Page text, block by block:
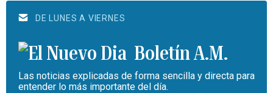
DE LUNES A VIERNES
Boletín A.M.
Las noticias explicadas de forma sencilla y directa para
entender lo más importante del día.